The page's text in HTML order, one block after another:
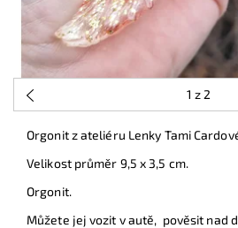
1 z 2
Orgonit z ateliéru Lenky Tami
Velikost průměr 9,5 x 3,5 cm.
Orgonit.
Můžete jej vozit v autě, pověsit nad